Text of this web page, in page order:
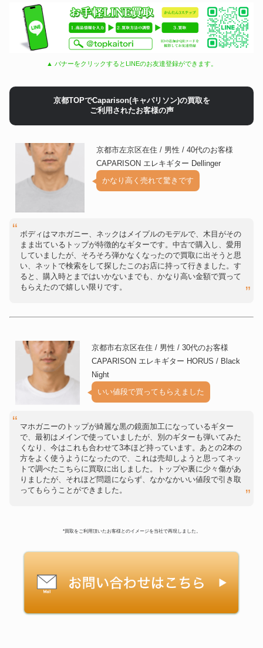
▲ バナーをクリックするとLINEのお友達登録ができます。
京都TOPでCaparison(キャパリソン)の買取を
ご利用されたお客様の声
京都市左京区在住 / 男性 / 40代のお客様
CAPARISON エレキギター Dellinger
かなり高く売れて驚きです
ボディはマホガニー、ネックはメイプルのモデルで、木目がその
まま出ているトップが特徴的なギターです。中古で購入し、愛用
していましたが、そろそろ弾かなくなったので買取に出そうと思
い、ネットで検索をして探したこのお店に持って行きました。す
ると、購入時とまではいかないまでも、かなり高い金額で買って
もらえたので嬉しい限りです。
京都市右京区在住 / 男性 / 30代のお客様
CAPARISON エレキギター HORUS / Black
Night
いい値段で買ってもらえました
マホガニーのトップが綺麗な黒の鏡面加工になっているギター
で、最初はメインで使っていましたが、別のギターも弾いてみた
くなり、今はこれも合わせて3本ほど持っています。あとの2本の
方をよく使うようになったので、これは売却しようと思ってネッ
トで調べたこちらに買取に出しました。トップや裏に少々傷があ
りましたが、それほど問題にならず、なかなかいい値段で引き取
ってもらうことができました。
*買取をご利用頂いたお客様とのイメージを当社で再現しました。